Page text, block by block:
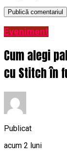
Eveniment
Cum alegi
cu Stitch în
Publicat
acum 2 luni